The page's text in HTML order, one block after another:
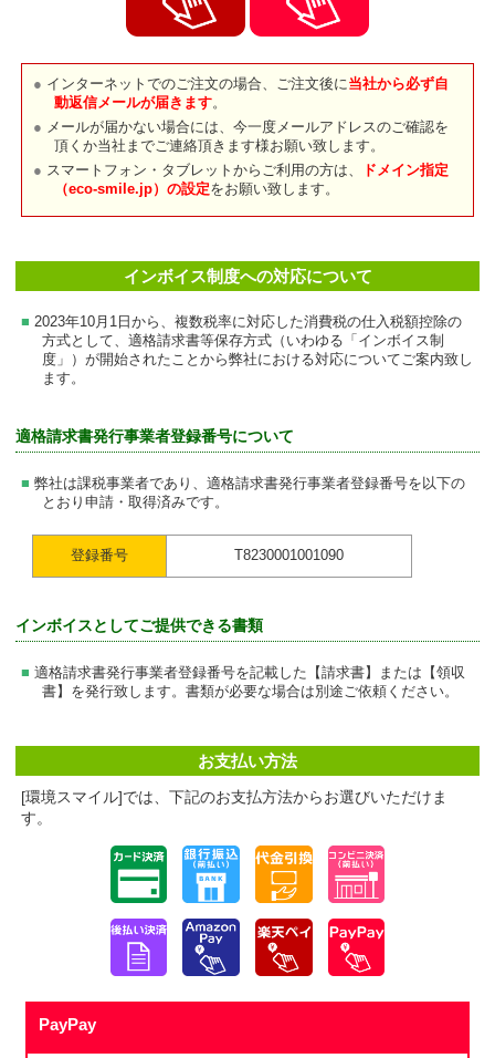
インターネットでのご注文の場合、ご注文後に当社から必ず自
動返信メールが届きます。
メールが届かない場合には、今一度メールアドレスのご確認を
頂くか当社までご連絡頂きます様お願い致します。
スマートフォン・タブレットからご利用の方は、
ドメイン指定
（eco-smile.jp）の設定をお願い致します。
インボイス制度への対応について
2023年10月1日から、複数税率に対応した消費税の仕入税額控除の
方式として、適格請求書等保存方式（いわゆる「インボイス制
度」）が開始されたことから弊社における対応についてご案内致し
ます。
適格請求書発行事業者登録番号について
弊社は課税事業者であり、適格請求書発行事業者登録番号を以下の
とおり申請・取得済みです。
登録番号 T8230001001090
インボイスとしてご提供できる書類
適格請求書発行事業者登録番号を記載した【請求書】または【領収
書】を発行致します。書類が必要な場合は別途ご依頼ください。
お支払い方法
[環境スマイル]では、下記のお支払方法からお選びいただけま
す。
PayPay